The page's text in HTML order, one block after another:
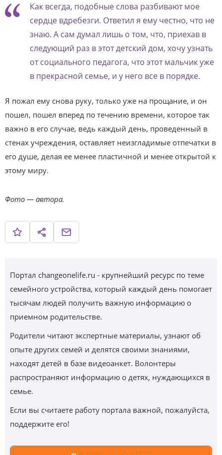
Как всегда, подобные слова разбивают мое
сердце вдребезги. Ответил я ему честно, что не
знаю. А сам думал лишь о том, что, приехав в
следующий раз в этот детский дом, хочу узнать
от социального педагога, что этот мальчик уже
в прекрасной семье, и у него все в порядке.
Я пожал ему снова руку, только уже на прощание, и он
пошел, пошел вперед по течению времени, которое так
важно в его случае, ведь каждый день, проведенный в
стенах учреждения, оставляет неизгладимые отпечатки в
его душе, делая ее менее пластичной и менее открытой к
этому миру.
Фото — автора.
Портал changeonelife.ru - крупнейший ресурс по теме
семейного устройства, который каждый день помогает
тысячам людей получить важную информацию о
приемном родительстве.
Родители читают экспертные материалы, узнают об
опыте других семей и делятся своими знаниями,
находят детей в базе видеоанкет. Волонтеры
распространяют информацию о детях, нуждающихся в
семье.
Если вы считаете работу портала важной, пожалуйста,
поддержите его!